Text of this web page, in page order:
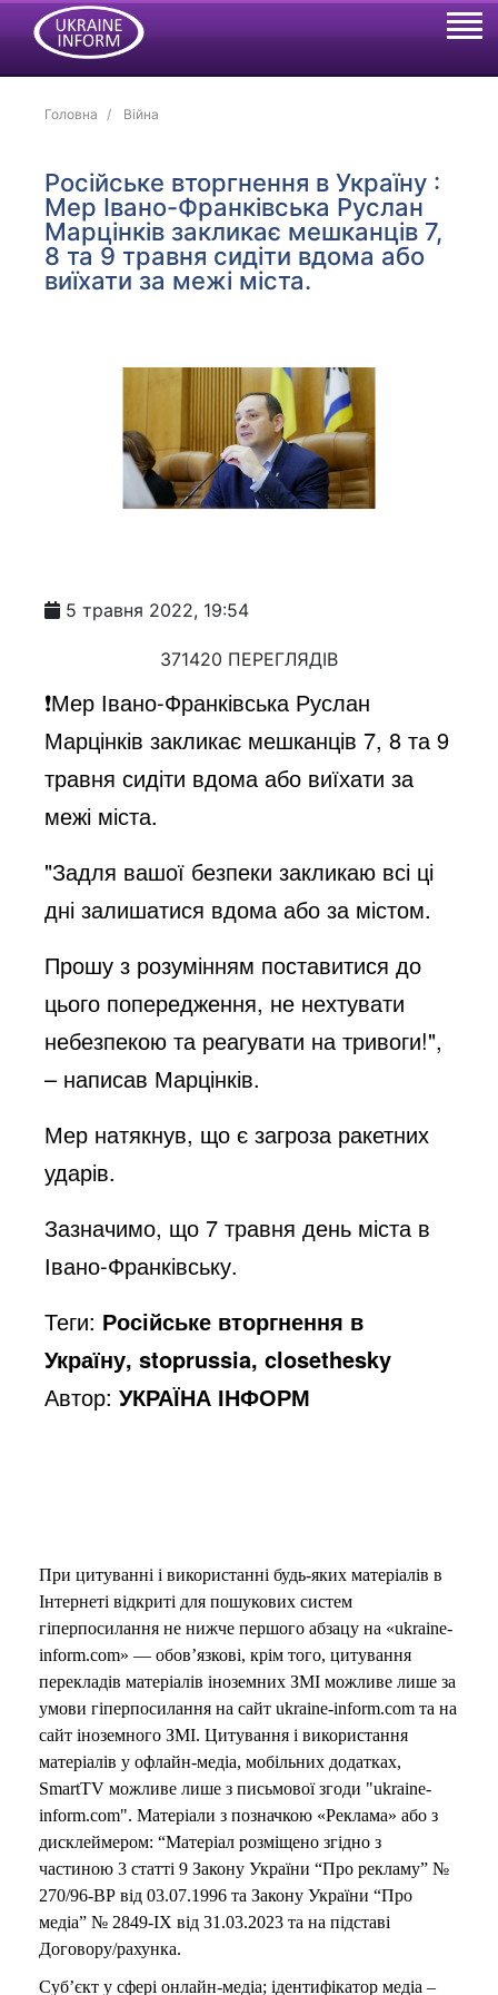
Головна Війна
Російське вторгнення в Україну :
Мер Івано-Франківська Руслан
Марцінків закликає мешканців 7,
8 та 9 травня сидіти вдома або
виїхати за межі міста.
5 травня 2022, 19:54
371420 ПЕРЕГЛЯДІВ
❗️Мер Івано-Франківська Руслан
Марцінків закликає мешканців 7, 8 та 9
травня сидіти вдома або виїхати за
межі міста.
"Задля вашої безпеки закликаю всі ці
дні залишатися вдома або за містом.
Прошу з розумінням поставитися до
цього попередження, не нехтувати
небезпекою та реагувати на тривоги!",
– написав Марцінків.
Мер натякнув, що є загроза ракетних
ударів.
Зазначимо, що 7 травня день міста в
Івано-Франківську.
Теги: Російське вторгнення в
Україну, stoprussia, closethesky
Автор:УКРАЇНА ІНФОРМ
При цитуванні і використанні будь-яких матеріалів в
Інтернеті відкриті для пошукових систем
гіперпосилання не нижче першого абзацу на «ukraine-
inform.com» — обов’язкові, крім того, цитування
перекладів матеріалів іноземних ЗМІ можливе лише за
умови гіперпосилання на сайт ukraine-inform.com та на
сайт іноземного ЗМІ. Цитування і використання
матеріалів у офлайн-медіа, мобільних додатках,
SmartTV можливе лише з письмової згоди "ukraine-
inform.com". Матеріали з позначкою «Реклама» або з
дисклеймером: “Матеріал розміщено згідно з
частиною 3 статті 9 Закону України “Про рекламу” №
270/96-ВР від 03.07.1996 та Закону України “Про
медіа” № 2849-IX від 31.03.2023 та на підставі
Договору/рахунка.
Суб’єкт у сфері онлайн-медіа; ідентифікатор медіа –